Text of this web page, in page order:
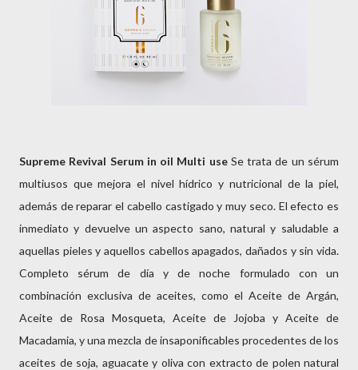
Supreme Revival Serum in oil Multi useSe trata de un sérum
multiusos que mejora el nivel hídrico y nutricional de la piel,
además de reparar el cabello castigado y muy seco. El efecto es
inmediato y devuelve un aspecto sano, natural y saludable a
aquellas pieles y aquellos cabellos apagados, dañados y sin vida.
Completo sérum de día y de noche formulado con un
combinación exclusiva de aceites, como el Aceite de Argán,
Aceite de Rosa Mosqueta, Aceite de Jojoba y Aceite de
Macadamia, y una mezcla de insaponificables procedentes de los
aceites de soja, aguacate y oliva con extracto de polen natural